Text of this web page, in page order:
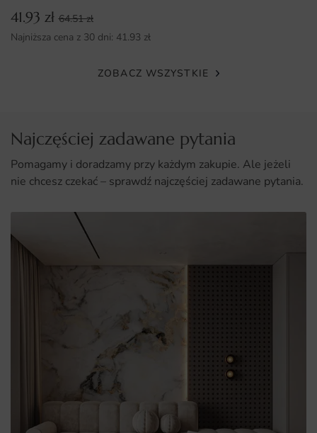
dekoracją w swoim domu czy biurze.
Dlaczego warto wybrać tę fototapetę
Możliwość zamówienia na wymiar, dopasowaną do
indywidualnych potrzeb.
Łatwy montaż, który pozwala na szybką metamorfozę
41.93 zł 64.51zł
Najniższa cena z 30 dni: 41.93 zł
ZOBACZ WSZYSTKIE
Najczęściej zadawane pytania
Pomagamy i doradzamy przy każdym zakupie. Ale jeżeli
nie chcesz czekać – sprawdź najczęściej zadawane pytania.